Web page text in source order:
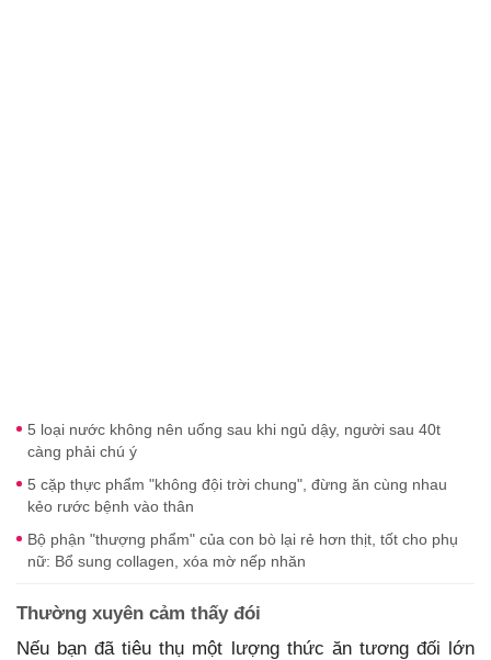
5 loại nước không nên uống sau khi ngủ dậy, người sau 40t
càng phải chú ý
5 cặp thực phẩm "không đội trời chung", đừng ăn cùng nhau
kẻo rước bệnh vào thân
Bộ phận "thượng phẩm" của con bò lại rẻ hơn thịt, tốt cho phụ
nữ: Bổ sung collagen, xóa mờ nếp nhăn
Thường xuyên cảm thấy đói
Nếu bạn đã tiêu thụ một lượng thức ăn tương đối lớn